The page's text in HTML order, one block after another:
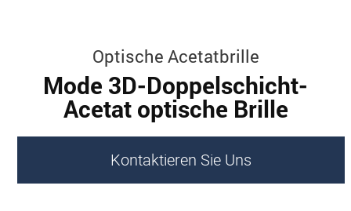
Optische Acetatbrille
Mode 3D-Doppelschicht-
Acetat optische Brille
Kontaktieren Sie Uns